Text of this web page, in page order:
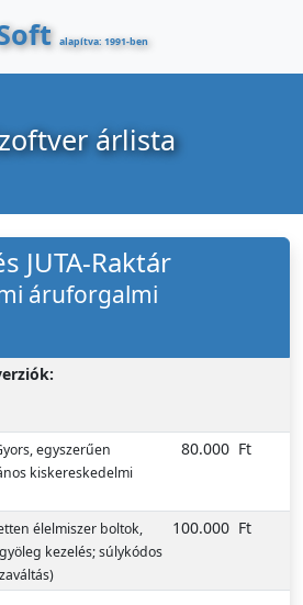
alapítva: 1991-ben
árlista
JUTA-Raktár
áruforgalmi
egyszerűen
kiskereskedelmi
80.000 Ft
élelmiszer boltok,
kezelés; súlykódos
100.000 Ft